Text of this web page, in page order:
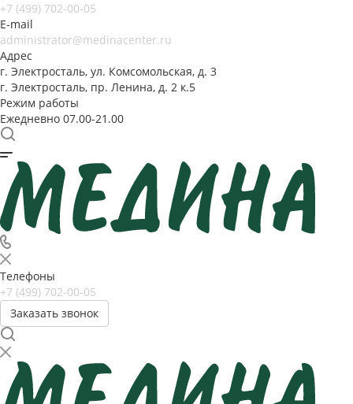
+7 (499) 702-00-05
E-mail
administrator@medinacenter.ru
Адрес
г. Электросталь, ул. Комсомольская, д. 3
г. Электросталь, пр. Ленина, д. 2 к.5
Режим работы
Ежедневно 07.00-21.00
Телефоны
+7 (499) 702-00-05
Заказать звонок